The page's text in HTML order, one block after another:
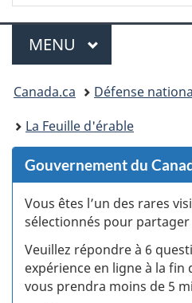
Menu
MENU PRINCIPAL
Vous
êtes
ici :
Canada.ca Défense
La Feuille d'érable
Gouvernement du
Vous êtes l’un des rares
sélectionnés pour
Veuillez répondre à 6
expérience en ligne à la fin
vous prendra moins de 5